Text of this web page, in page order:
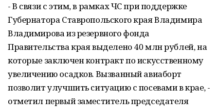
- В связи с этим, в рамках ЧС при поддержке
Губернатора Ставропольского края Владимира
Владимирова из резервного фонда
Правительства края выделено 40 млн рублей, на
которые заключен контракт по искусственному
увеличению осадков. Вызванный авиаборт
позволит улучшить ситуацию с посевами в крае, -
отметил первый заместитель председателя